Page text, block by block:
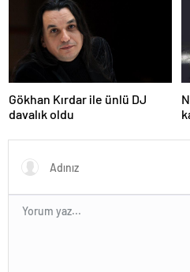
Gökhan Kırdar ile ünlü DJ
davalık oldu